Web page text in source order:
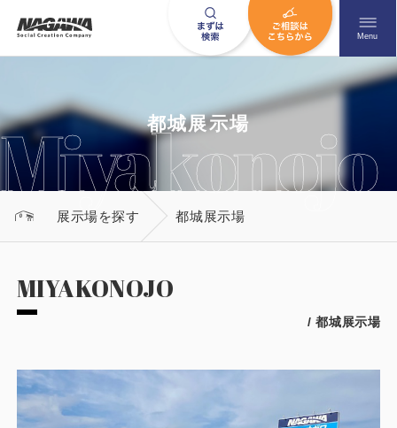
メニュ
Menu
お問い合わせはこちら
0120-09-9663
営業時間AM 9:00〜PM6:00
ナガワについて知る
都城展示場
展示場を探す 都城展示場
MIYAKONOJO
/ 都城展示場